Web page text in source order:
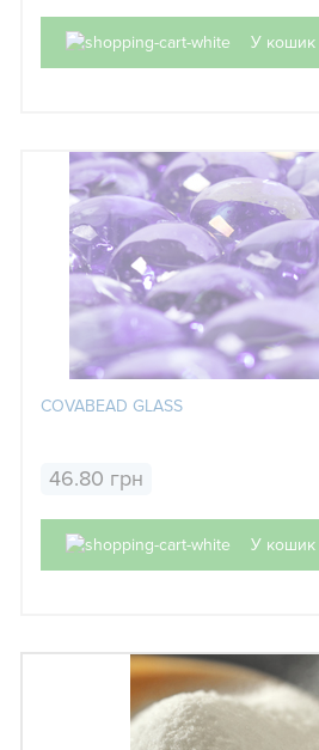
У кошик
COVABEAD GLASS
46.80 грн
У кошик